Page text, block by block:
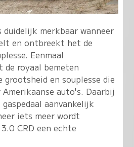
merkbaar wanneer
en ontbreekt het de
Eenmaal
de royaal bemeten
en souplesse die
auto's. Daarbij
aanvankelijk
iets meer wordt
CRD een echte